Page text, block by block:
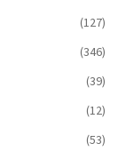
(127)
(346)
(39)
(12)
(53)